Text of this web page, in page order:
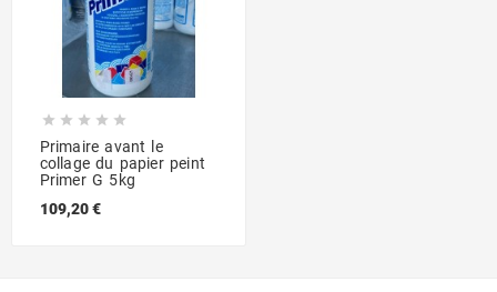
    
Primaire avant le
collage du papier peint
Primer G 5kg
109,20 €